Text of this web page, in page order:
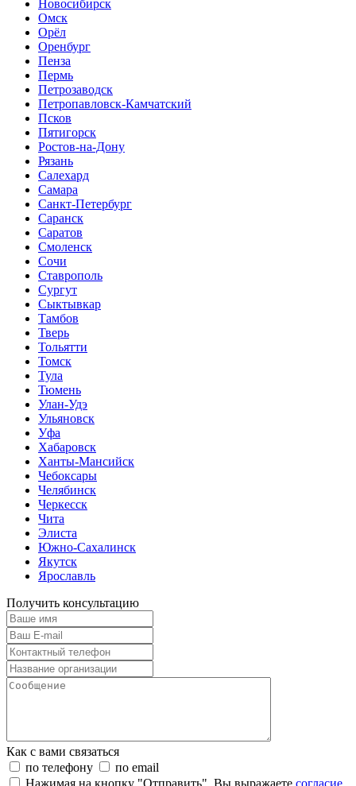
Новосибирск
Омск
Орёл
Оренбург
Пенза
Пермь
Петрозаводск
Петропавловск-Камчатский
Псков
Пятигорск
Ростов-на-Дону
Рязань
Салехард
Самара
Санкт-Петербург
Саранск
Саратов
Смоленск
Сочи
Ставрополь
Сургут
Сыктывкар
Тамбов
Тверь
Тольятти
Томск
Тула
Тюмень
Улан-Удэ
Ульяновск
Уфа
Хабаровск
Ханты-Мансийск
Чебоксары
Челябинск
Черкесск
Чита
Элиста
Южно-Сахалинск
Якутск
Ярославль
Получить консультацию
Как с вами связаться
по телефону
по email